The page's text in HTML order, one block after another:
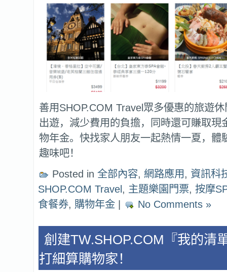
善用SHOP.COM Travel眾多優惠的旅遊
出遊，減少費用的負擔，同時還可賺取現
物年金。快找家人朋友一起熱情一夏，體
趣味吧！
Posted in 全部內容, 網路應用, 資訊科
SHOP.COM Travel , 主題樂園門票, 按摩
食餐券, 購物年金 No Comments »
創建TW.SHOP.COM『我的清
打細算購物家！